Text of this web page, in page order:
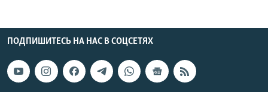
ПОДПИШИТЕСЬ НА НАС В СОЦСЕТЯХ